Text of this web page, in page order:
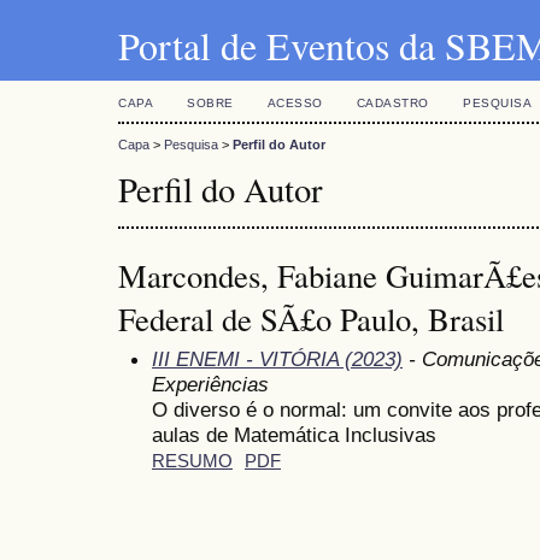
Portal de Eventos da
CAPA SOBRE ACESSO CADASTRO PESQUISA
Capa > Pesquisa > Perfil do Autor
Perfil do Autor
Marcondes, Fabiane
Federal de SÃ£o Paulo, Brasil
III ENEMI - VITÓRIA (2023) -
Experiências
O diverso é o normal: um convite aos
aulas de Matemática Inclusivas
RESUMO PDF